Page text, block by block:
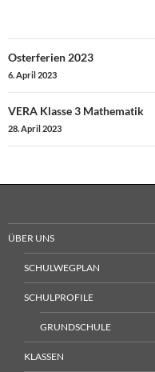
Osterferien 2023
6. April 2023
VERA Klasse 3 Mathematik
28. April 2023
ÜBER UNS
SCHULWEGPLAN
SCHULPROFILE
GRUNDSCHULE
KLASSEN